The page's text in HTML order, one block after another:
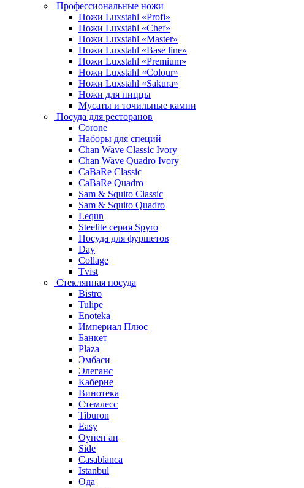
Профессиональные ножи
Ножи Luxstahl «Profi»
Ножи Luxstahl «Chef»
Ножи Luxstahl «Master»
Ножи Luxstahl «Base line»
Ножи Luxstahl «Premium»
Ножи Luxstahl «Colour»
Ножи Luxstahl «Sakura»
Ножи для пиццы
Мусаты и точильные камни
Посуда для ресторанов
Corone
Наборы для специй
Chan Wave Classic Ivory
Chan Wave Quadro Ivory
CaBaRe Classic
CaBaRe Quadro
Sam & Squito Classic
Sam & Squito Quadro
Lequn
Steelite серия Spyro
Посуда для фуршетов
Day
Collage
Tvist
Стеклянная посуда
Bistro
Tulipe
Enoteka
Империал Плюс
Банкет
Plaza
Эмбаси
Элеганс
Каберне
Винотека
Стемлесс
Tiburon
Easy
Оупен ап
Side
Casablanca
Istanbul
Ода